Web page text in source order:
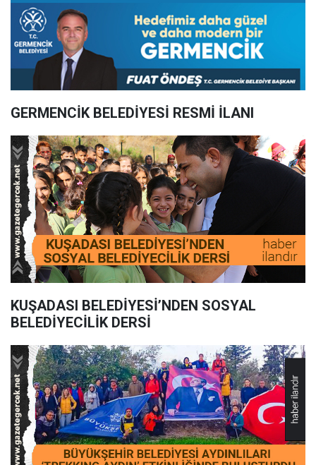
GERMENCİK BELEDİYESİ RESMİ İLANI
KUŞADASI BELEDİYESİ’NDEN SOSYAL
BELEDİYECİLİK DERSİ